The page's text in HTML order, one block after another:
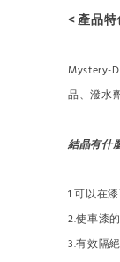
< 產品
Mystery-
品、潑水
結晶有什
1.可以在
2.使車漆
3.有效隔